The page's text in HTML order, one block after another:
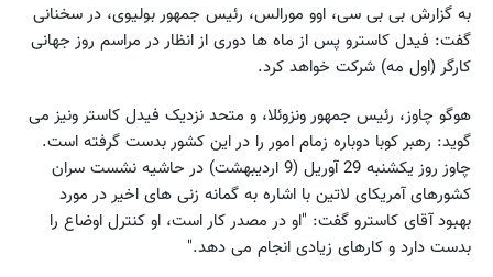
به گزارش بی بی سی، اوو مورالس، رئیس جمهور بولیوی، در سخنانی
گفت: فیدل کاسترو پس از ماه ها دوری از انظار در مراسم روز جهانی
کارگر (اول مه) شرکت خواهد کرد.
هوگو چاوز، رئیس جمهور ونزوئلا، و متحد نزدیک فیدل کاستر ونیز می
گوید: رهبر کوبا دوباره زمام امور را در این کشور بدست گرفته است.
چاوز روز یکشنبه 29 آوریل (9 اردیبهشت) در حاشیه نشست سران
کشورهای آمریکای لاتین با اشاره به گمانه زنی های اخیر در مورد
بهبود آقای کاسترو گفت: "او در مصدر کار است، او کنترل اوضاع را
بدست دارد و کارهای زیادی انجام می دهد."